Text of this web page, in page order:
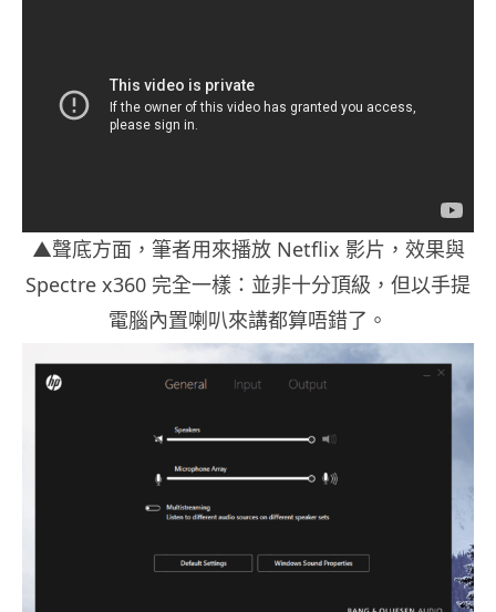
▲聲底方面，筆者用來播放 Netflix 影片，效果與
Spectre x360 完全一樣：並非十分頂級，但以手提
電腦內置喇叭來講都算唔錯了。